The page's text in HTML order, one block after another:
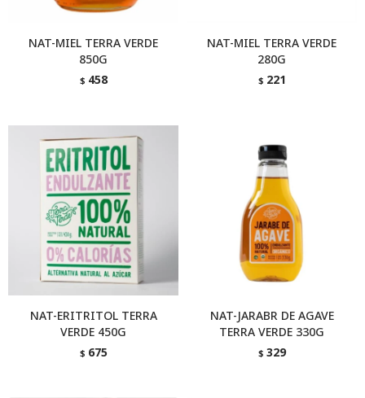
NAT-MIEL TERRA VERDE
850G
$ 458
NAT-MIEL TERRA VERDE
280G
$ 221
NAT-ERITRITOL TERRA
VERDE 450G
$ 675
NAT-JARABR DE AGAVE
TERRA VERDE 330G
$ 329